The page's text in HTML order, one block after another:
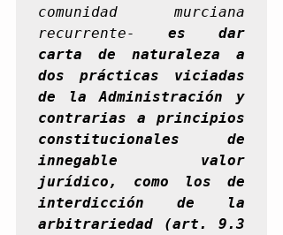
comunidad murciana
recurrente- es dar
carta de naturaleza a
dos prácticas viciadas
de la Administración y
contrarias a principios
constitucionales de
innegable valor
jurídico, como los de
interdicción de la
arbitrariedad (art. 9.3